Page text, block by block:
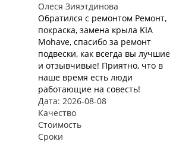
Олеся Зияэтдинова
Обратился с ремонтом Ремонт,
покраска, замена крыла KIA
Mohave, спасибо за ремонт
подвески, как всегда вы лучшие
и отзывчивые! Приятно, что в
наше время есть люди
работающие на совесть!
Дата: 2026-08-08
Качество
Стоимость
Сроки